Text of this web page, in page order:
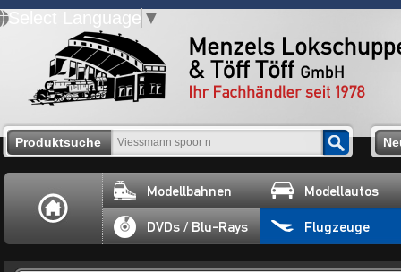
Select Language ▼
Produktsuche
Modellbahnen Modellautos
DVDs / Blu-Rays Flugzeuge